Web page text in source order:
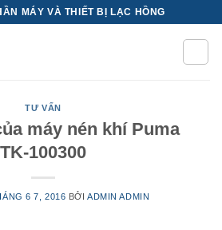
MÁY VÀ THIẾT BỊ LẠC HỒNG
TƯ VẤN
máy nén khí Puma
TK-100300
6 7, 2016 BỞIADMIN ADMIN